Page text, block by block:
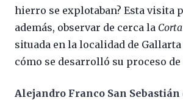
hierro se explotaban? Esta visita
además, observar de cerca la
situada en la localidad de
cómo se desarrolló su proceso
Alejandro Franco San Sebastián